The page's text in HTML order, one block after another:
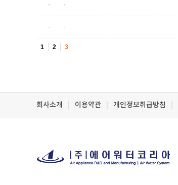
- -
- -
1 2 3
회사소개 이용약관 개인정보취급방침